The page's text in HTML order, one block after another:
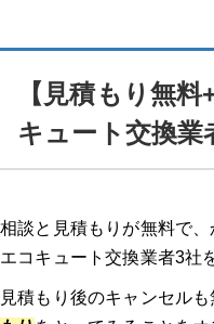
【見積もり無
キュート交換業
相談と見積もりが無料で
エコキュート交換業者3社
見積もり後のキャンセルも